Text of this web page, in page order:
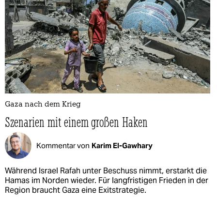
Gaza nach dem Krieg
Szenarien mit einem großen Haken
Kommentar von Karim El-Gawhary
Während Israel Rafah unter Beschuss nimmt, erstarkt die
Hamas im Norden wieder. Für langfristigen Frieden in der
Region braucht Gaza eine Exitstrategie.